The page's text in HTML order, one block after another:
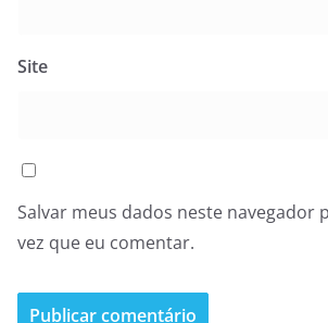
Site
Salvar meus dados neste navegador
vez que eu comentar.